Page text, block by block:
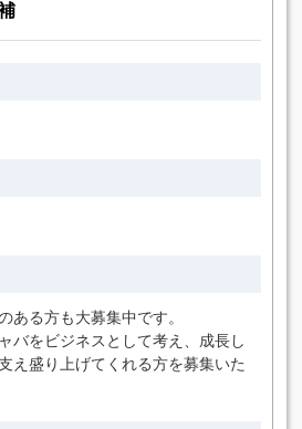
ある方も大募集中です。
バをビジネスとして考え、成長し
え盛り上げてくれる方を募集いた